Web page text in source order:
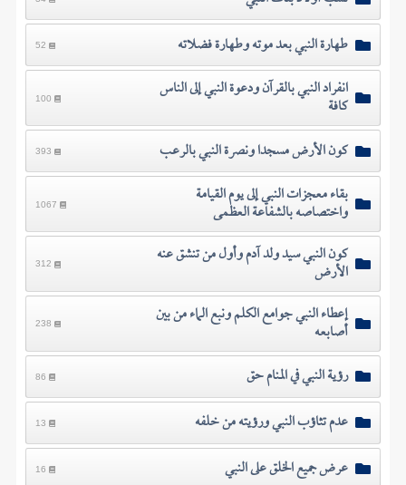
طهارة النبي بعد موته وطهارة فضلاته 52
انفراد النبي بالقرآن ودعوة النبي إلى الناس
كافة 100
كون الأرض مسجدا ونصرة النبي بالرعب 393
بقاء معجزات النبي إلى يوم القيامة
واختصاصه بالشفاعة العظمى 1067
كون النبي سيد ولد آدم وأول من تنشق عنه
الأرض 312
إعطاء النبي جوامع الكلم ونبع الماء من بين
أصابعه 238
رؤية النبي في المنام حق 86
عدم تثاؤب النبي ورؤيته من خلفه 13
عرض جميع الخلق على النبي 16